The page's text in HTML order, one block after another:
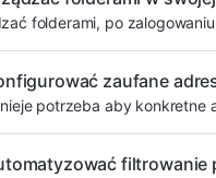
folderami, po
zaufane
potrzeba aby konkretne
filtrowanie